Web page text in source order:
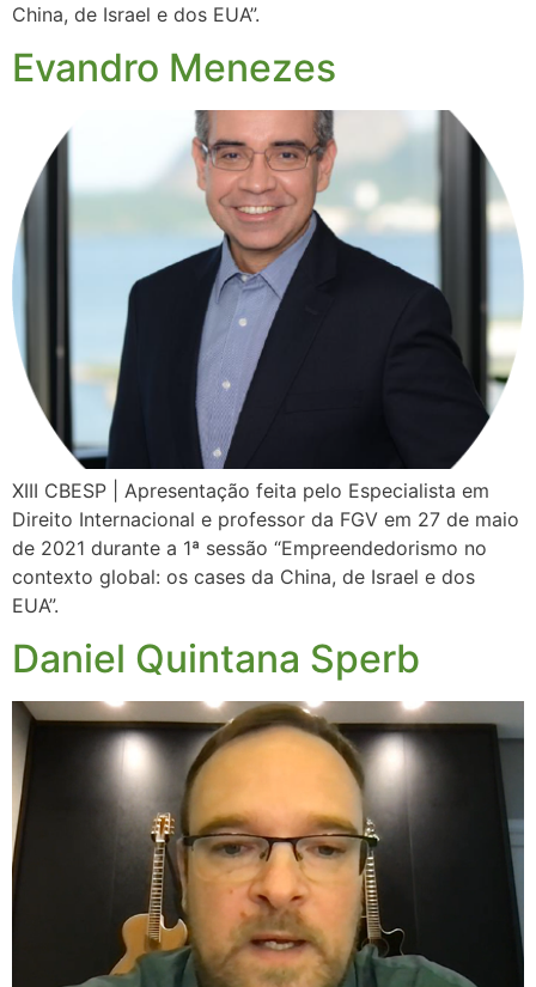
China, de Israel e dos EUA”.
Evandro Menezes
XIII CBESP | Apresentação feita pelo Especialista em
Direito Internacional e professor da FGV em 27 de maio
de 2021 durante a 1ª sessão “Empreendedorismo no
contexto global: os cases da China, de Israel e dos
EUA”.
Daniel Quintana Sperb